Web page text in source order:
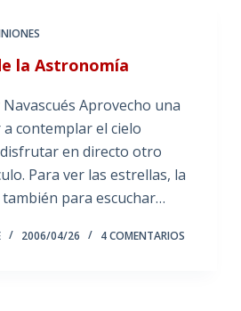
la Astronomía
Aprovecho una
contemplar el cielo
en directo otro
Para ver las estrellas, la
también para escuchar…
2006/04/26 4 COMENTARIOS